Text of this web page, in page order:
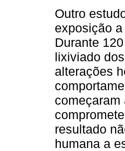
Outro
exposição
Durante
lixiviado
alterações
começaram
resultado
humana a